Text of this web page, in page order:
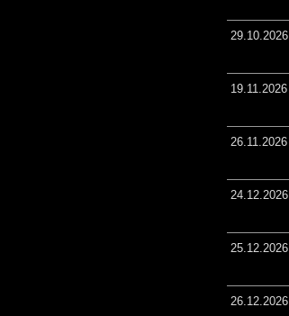
29.10.2026
19.11.2026
26.11.2026
24.12.2026
25.12.2026
26.12.2026